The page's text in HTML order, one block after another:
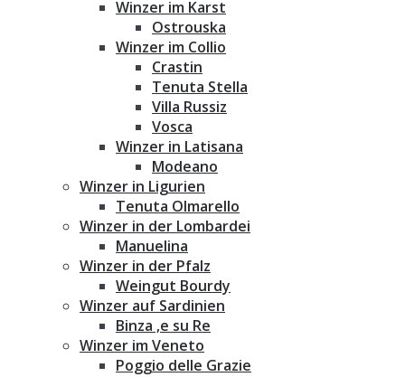
Winzer im Karst
Ostrouska
Winzer im Collio
Crastin
Tenuta Stella
Villa Russiz
Vosca
Winzer in Latisana
Modeano
Winzer in Ligurien
Tenuta Olmarello
Winzer in der Lombardei
Manuelina
Winzer in der Pfalz
Weingut Bourdy
Winzer auf Sardinien
Binza ‚e su Re
Winzer im Veneto
Poggio delle Grazie